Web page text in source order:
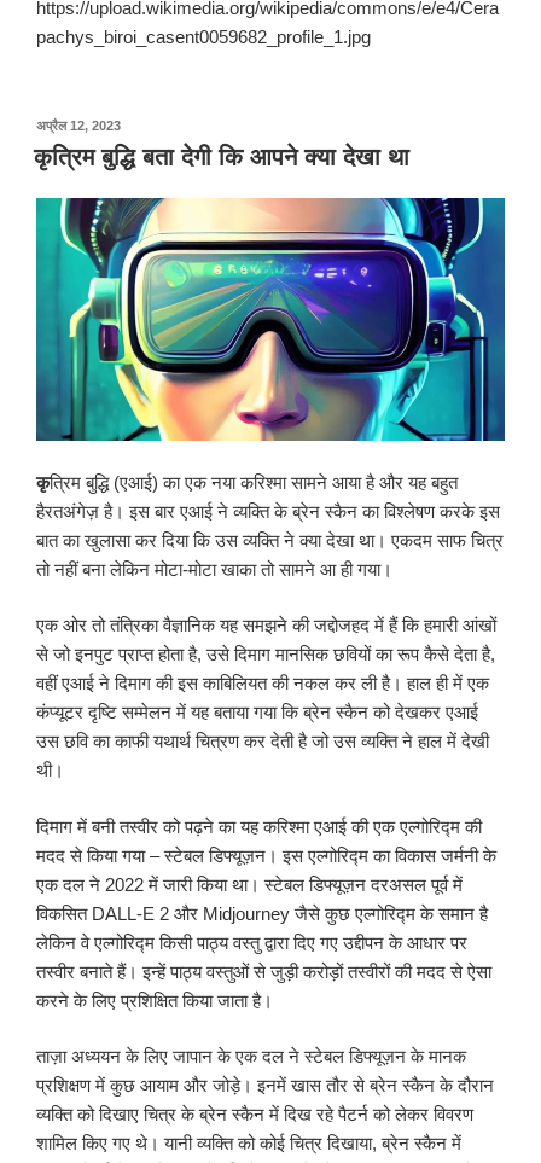
https://upload.wikimedia.org/wikipedia/commons/e/e4/Cera
pachys_biroi_casent0059682_profile_1.jpg
अप्रैल 12, 2023पर
प्रकाशित
किया
कृत्रिम बुद्धि बता देगी कि आपने क्या देखा था
कृत्रिम बुद्धि (एआई) का एक नया करिश्मा सामने आया है और यह बहुत
हैरतअंगेज़ है। इस बार एआई ने व्यक्ति के ब्रेन स्कैन का विश्लेषण करके इस
बात का खुलासा कर दिया कि उस व्यक्ति ने क्या देखा था। एकदम साफ चित्र
तो नहीं बना लेकिन मोटा-मोटा खाका तो सामने आ ही गया।
एक ओर तो तंत्रिका वैज्ञानिक यह समझने की जद्दोजहद में हैं कि हमारी आंखों
से जो इनपुट प्राप्त होता है, उसे दिमाग मानसिक छवियों का रूप कैसे देता है,
वहीं एआई ने दिमाग की इस काबिलियत की नकल कर ली है। हाल ही में एक
कंप्यूटर दृष्टि सम्मेलन में यह बताया गया कि ब्रेन स्कैन को देखकर एआई
उस छवि का काफी यथार्थ चित्रण कर देती है जो उस व्यक्ति ने हाल में देखी
थी।
दिमाग में बनी तस्वीर को पढ़ने का यह करिश्मा एआई की एक एल्गोरिद्म की
मदद से किया गया – स्टेबल डिफ्यूज़न। इस एल्गोरिद्म का विकास जर्मनी के
एक दल ने 2022 में जारी किया था। स्टेबल डिफ्यूज़न दरअसल पूर्व में
विकसित DALL-E 2 और Midjourney जैसे कुछ एल्गोरिद्म के समान है
लेकिन वे एल्गोरिद्म किसी पाठ्य वस्तु द्वारा दिए गए उद्दीपन के आधार पर
तस्वीर बनाते हैं। इन्हें पाठ्य वस्तुओं से जुड़ी करोड़ों तस्वीरों की मदद से ऐसा
करने के लिए प्रशिक्षित किया जाता है।
ताज़ा अध्ययन के लिए जापान के एक दल ने स्टेबल डिफ्यूज़न के मानक
प्रशिक्षण में कुछ आयाम और जोड़े। इनमें खास तौर से ब्रेन स्कैन के दौरान
व्यक्ति को दिखाए चित्र के ब्रेन स्कैन में दिख रहे पैटर्न को लेकर विवरण
शामिल किए गए थे। यानी व्यक्ति को कोई चित्र दिखाया, ब्रेन स्कैन में